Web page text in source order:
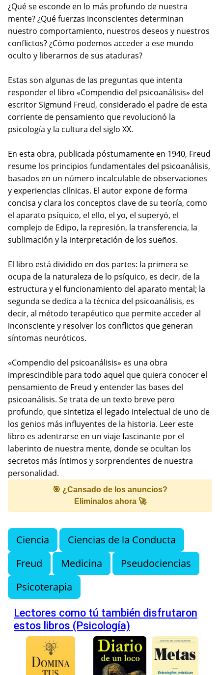
¿Qué se esconde en lo más profundo de nuestra
mente? ¿Qué fuerzas inconscientes determinan
nuestro comportamiento, nuestros deseos y nuestros
conflictos? ¿Cómo podemos acceder a ese mundo
oculto y liberarnos de sus ataduras?
Estas son algunas de las preguntas que intenta
responder el libro «Compendio del psicoanálisis» del
escritor Sigmund Freud, considerado el padre de esta
corriente de pensamiento que revolucionó la
psicología y la cultura del siglo XX.
En esta obra, publicada póstumamente en 1940, Freud
resume los principios fundamentales del psicoanálisis,
basados en un número incalculable de observaciones
y experiencias clínicas. El autor expone de forma
concisa y clara los conceptos clave de su teoría, como
el aparato psíquico, el ello, el yo, el superyó, el
complejo de Edipo, la represión, la transferencia, la
sublimación y la interpretación de los sueños.
El libro está dividido en dos partes: la primera se
ocupa de la naturaleza de lo psíquico, es decir, de la
estructura y el funcionamiento del aparato mental; la
segunda se dedica a la técnica del psicoanálisis, es
decir, al método terapéutico que permite acceder al
inconsciente y resolver los conflictos que generan
síntomas neuróticos.
«Compendio del psicoanálisis» es una obra
imprescindible para todo aquel que quiera conocer el
pensamiento de Freud y entender las bases del
psicoanálisis. Se trata de un texto breve pero
profundo, que sintetiza el legado intelectual de uno de
los genios más influyentes de la historia. Leer este
libro es adentrarse en un viaje fascinante por el
laberinto de nuestra mente, donde se ocultan los
secretos más íntimos y sorprendentes de nuestra
personalidad.
🎯 ¿Cansado de los anuncios?
Elimínalos ahora 🚀
Ciencia
Ciencias de la Conducta
Freud
Medicina
Pseudociencias
Psicoterapia
Lectores como tú también disfrutaron
estos libros (Psicología)